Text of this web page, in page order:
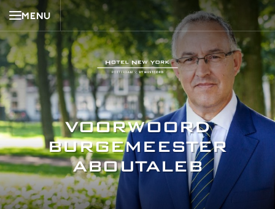
MENU
VOORWOORD
BURGEMEESTER
ABOUTALEB